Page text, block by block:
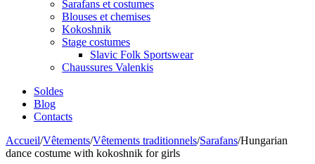
Sarafans et costumes
Blouses et chemises
Kokoshnik
Stage costumes
Slavic Folk Sportswear
Chaussures Valenkis
Soldes
Blog
Contacts
Accueil/Vêtements/Vêtements traditionnels/Sarafans/Hungarian
dance costume with kokoshnik for girls